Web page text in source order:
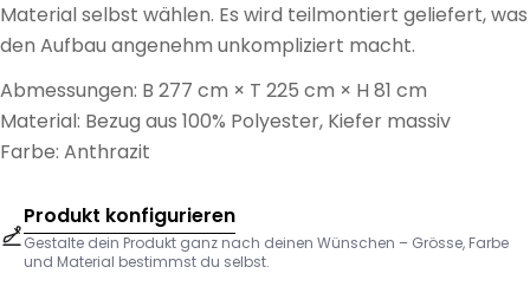
Material selbst wählen. Es wird teilmontiert geliefert, was
den Aufbau angenehm unkompliziert macht.
Abmessungen: B 277 cm × T 225 cm × H 81 cm
Material: Bezug aus 100% Polyester, Kiefer massiv
Farbe: Anthrazit
Produkt konfigurieren
Gestalte dein Produkt ganz nach deinen Wünschen – Grösse, Farbe
und Material bestimmst du selbst.